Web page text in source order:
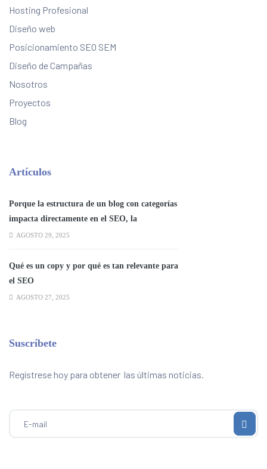
Hosting Profesional
Diseño web
Posicionamiento SEO SEM
Diseño de Campañas
Nosotros
Proyectos
Blog
Artículos
Porque la estructura de un blog con categorías
impacta directamente en el SEO, la
experiencia del usuario y la autoridad
AGOSTO 29, 2025
Qué es un copy y por qué es tan relevante para
el SEO
AGOSTO 27, 2025
Suscríbete
Regístrese hoy para obtener las últimas noticias.